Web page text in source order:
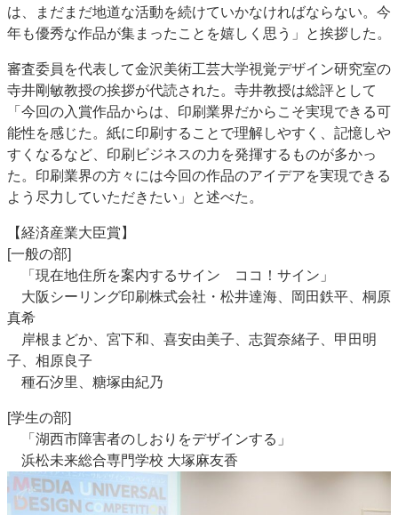
運営
お問い合わせ
は、まだまだ地道な活動を続けていかなければならない。今
年も優秀な作品が集まったことを嬉しく思う」と挨拶した。
審査委員を代表して金沢美術工芸大学視覚デザイン研究室の
寺井剛敏教授の挨拶が代読された。寺井教授は総評として
「今回の入賞作品からは、印刷業界だからこそ実現できる可
能性を感じた。紙に印刷することで理解しやすく、記憶しや
すくなるなど、印刷ビジネスの力を発揮するものが多かっ
た。印刷業界の方々には今回の作品のアイデアを実現できる
よう尽力していただきたい」と述べた。
【経済産業大臣賞】
[一般の部]
「現在地住所を案内するサイン ココ！サイン」
大阪シーリング印刷株式会社・松井達海、岡田鉄平、桐原
真希
岸根まどか、宮下和、喜安由美子、志賀奈緒子、甲田明
子、相原良子
種石汐里、糖塚由紀乃
[学生の部]
「湖西市障害者のしおりをデザインする」
浜松未来総合専門学校 大塚麻友香